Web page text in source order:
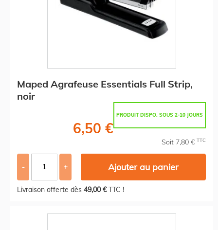
Maped Agrafeuse Essentials Full Strip,
noir
PRODUIT DISPO. SOUS 2-10 JOURS
6,50 €
Soit 7,80 € TTC
- + Ajouter au panier
Livraison offerte dès 49,00 €TTC !